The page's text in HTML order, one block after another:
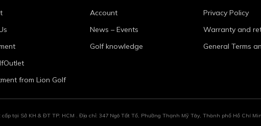
from Lion Golf
Account
News – Events
Golf knowledge
Privacy Policy
Warranty and
General Terms
cấp tại Sở KH & ĐT TP. HCM . Địa chỉ: 347 Ngô Tất Tố, Phường Thạnh Mỹ Tây, Thành phố Hồ Chí